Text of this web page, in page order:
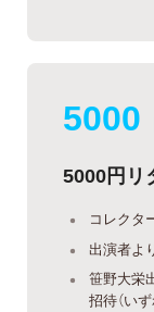
5000
5000円リ
コレクタ
出演者よ
笹野大栄
招待（い